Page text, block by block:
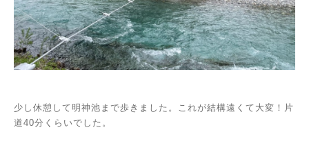
少し休憩して明神池まで歩きました。これが結構遠くて大変！片
道40分くらいでした。